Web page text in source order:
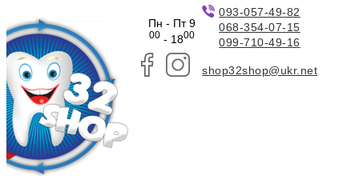
Пн - Пт 9
00- 1800
093-057-49-82
068-354-07-15
099-710-49-16
shop32shop@ukr.net